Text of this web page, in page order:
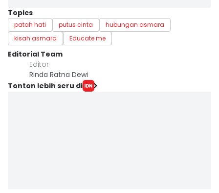
Topics
patah hati putus cinta
hubungan asmara
kisah asmara
Educate me
Editorial Team
Editor
Rinda Ratna Dewi
Tonton lebih seru di